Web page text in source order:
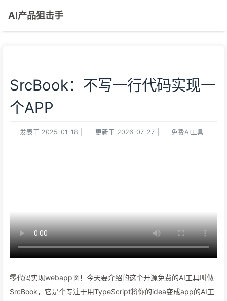
AI产品狙击手
SrcBook：不写一行代码实现一
个APP
发表于 2025-01-18 更新于 2026-07-27 免费AI工具
零代码实现webapp啊！今天要介绍的这个开源免费的AI工具叫做
SrcBook，它是个专注于用TypeScript将你的idea变成app的AI工